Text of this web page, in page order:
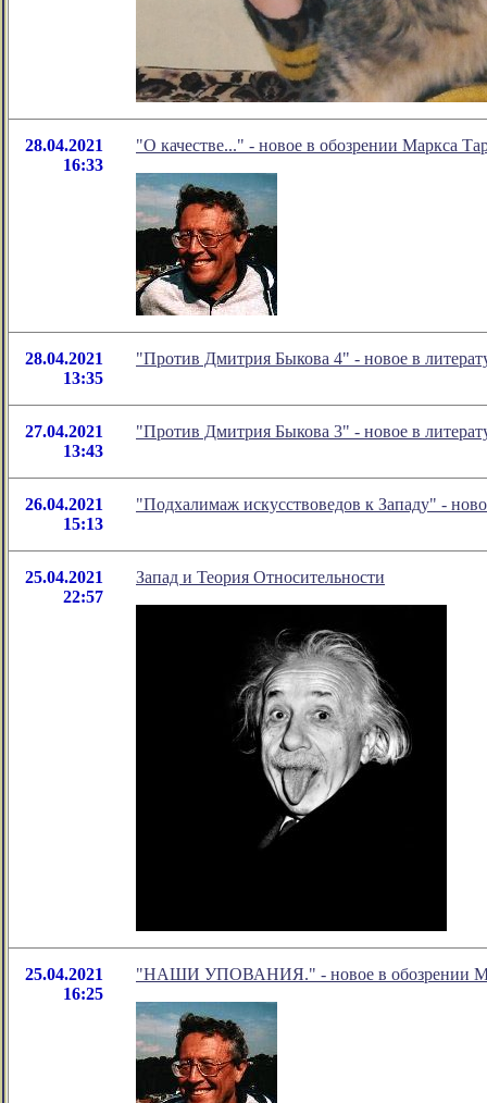
28.04.2021
16:33
"О качестве..." - новое в обозрении Маркса
28.04.2021
13:35
"Против Дмитрия Быкова 4" - новое в
27.04.2021
13:43
"Против Дмитрия Быкова 3" - новое в
26.04.2021
15:13
"Подхалимаж искусствоведов к Западу" -
25.04.2021
22:57
Запад и Теория Относительности
25.04.2021
16:25
"НАШИ УПОВАНИЯ." - новое в обозрении